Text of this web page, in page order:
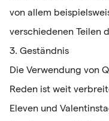
von allem
verschiedenen Teilen
3. Geständnis
Die Verwendung von
Reden ist weit
Eleven und